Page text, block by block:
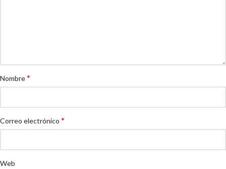
Nombre*
Correo electrónico *
Web